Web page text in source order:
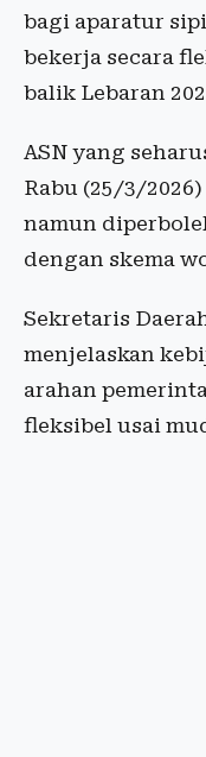
bagi aparatur
bekerja secara
balik Lebaran
ASN yang
Rabu (25/3/
namun
dengan skema
Sekretaris
menjelaskan
arahan
fleksibel usai